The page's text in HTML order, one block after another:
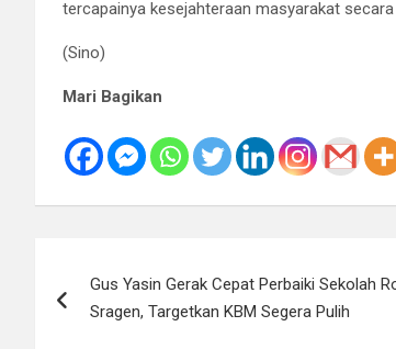
tercapainya kesejahteraan masyarakat
(Sino)
Mari Bagikan
posGus Yasin Gerak Cepat Perbaiki Sekolah
Sragen, Targetkan KBM Segera Pulih